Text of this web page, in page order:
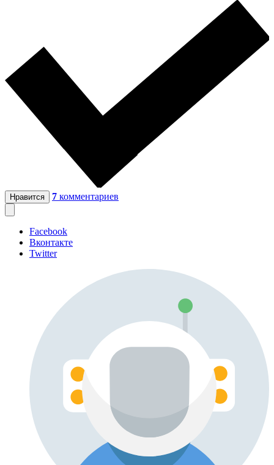
Нравится 7 комментариев
Facebook
Вконтакте
Twitter